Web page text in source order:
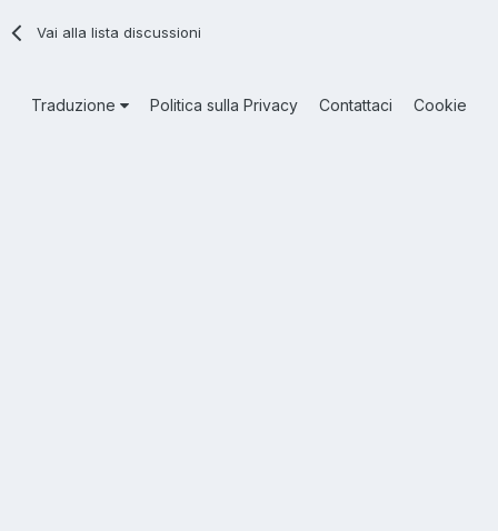
Vai alla lista discussioni
Traduzione Politica sulla Privacy Contattaci Cookie